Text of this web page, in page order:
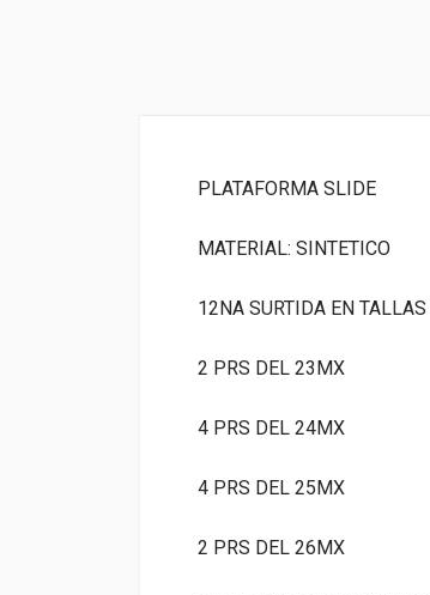
PLATAFORMA SLIDE
MATERIAL: SINTETICO
12NA SURTIDA EN TALLAS
2 PRS DEL 23MX
4 PRS DEL 24MX
4 PRS DEL 25MX
2 PRS DEL 26MX